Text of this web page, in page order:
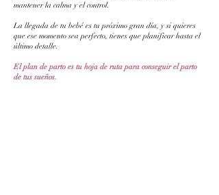
mantener la calma y el control.
La llegada de tu bebé es tu próximo gran día, y si quieres
que ese momento sea perfecto, tienes que planificar hasta el
último detalle.
El plan de parto es tu hoja de ruta para conseguir el parto
de tus sueños.